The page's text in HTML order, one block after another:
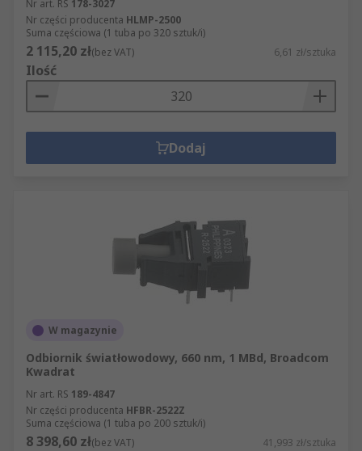
Nr art. RS 178-3027
Nr części producenta HLMP-2500
Suma częściowa (1 tuba po 320 sztuk/i)
2 115,20 zł(bez VAT) 6,61 zł/sztuka
Ilość
Dodaj
W magazynie
Odbiornik światłowodowy, 660 nm, 1 MBd, Broadcom
Kwadrat
Nr art. RS 189-4847
Nr części producenta HFBR-2522Z
Suma częściowa (1 tuba po 200 sztuk/i)
8 398,60 zł(bez VAT) 41,993 zł/sztuka